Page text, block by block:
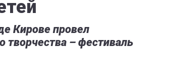
Кирове провел
творчества – фестиваль